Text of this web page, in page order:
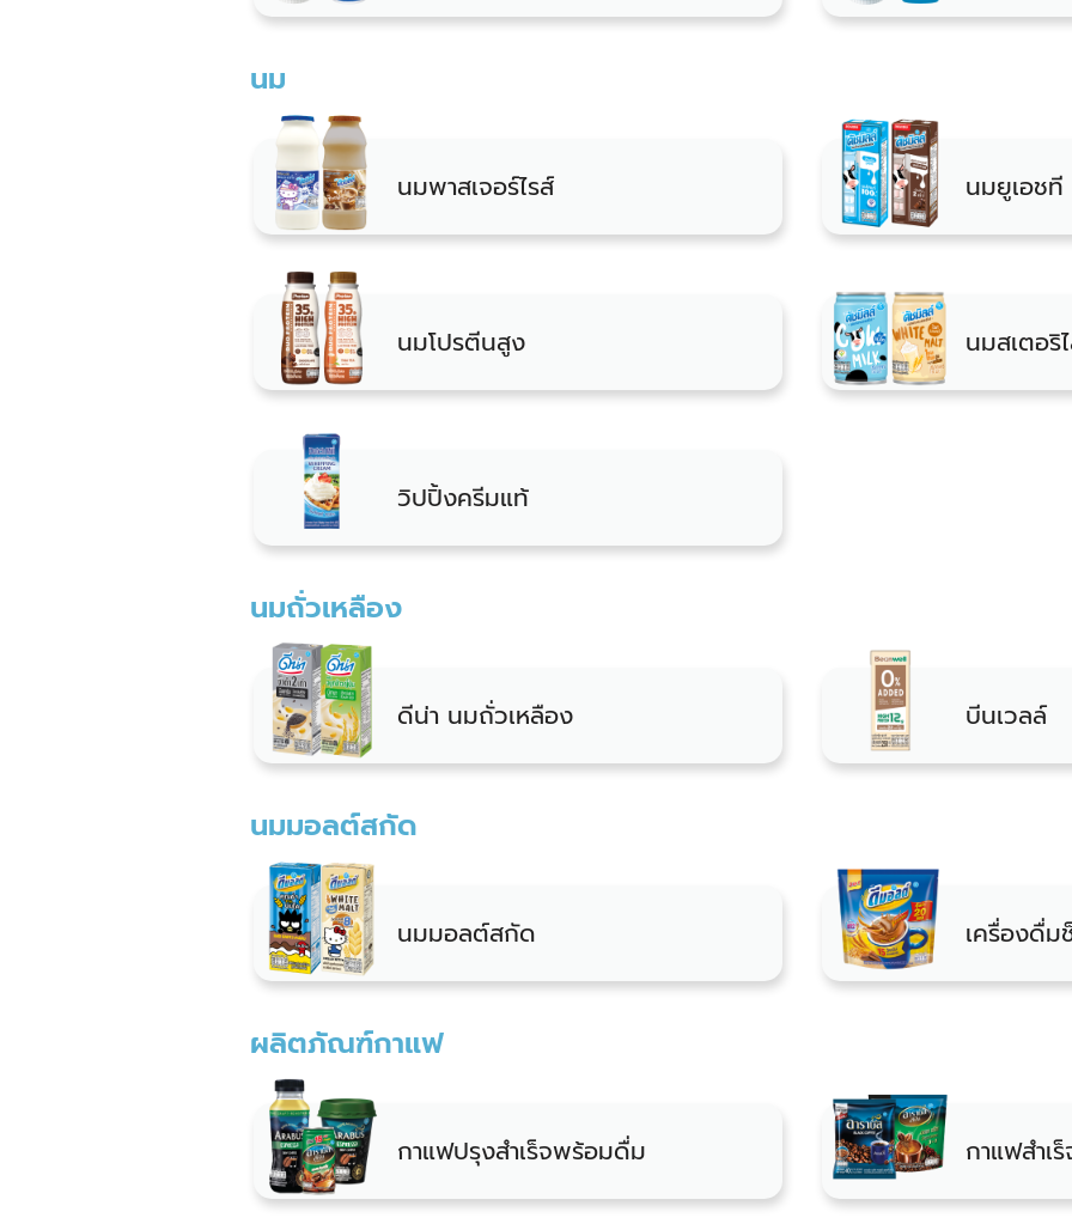
นม
นมพาสเจอร์ไรส์ นมยูเอชที
นมโปรตีนสูง นมสเตอริ
วิปปิ้งครีมแท้
นมถั่วเหลือง
ดีน่า นมถั่วเหลือง บีนเวลล์
นมมอลต์สกัด
นมมอลต์สกัด เครื่องดื่ม
ผลิตภัณฑ์กาแฟ
กาแฟปรุงสำเร็จพร้อมดื่ม กาแฟสำเ